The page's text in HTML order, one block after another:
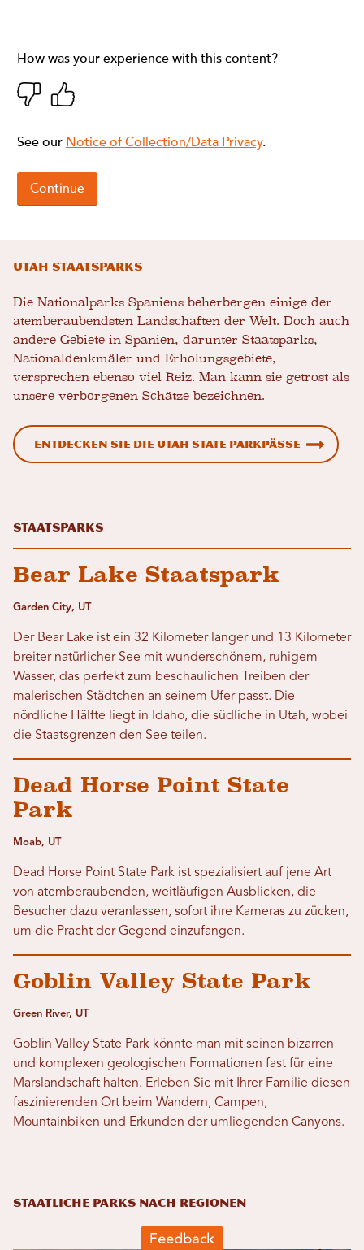
Utah Staatsparks
Die Nationalparks Spaniens beherbergen einige der
atemberaubendsten Landschaften der Welt. Doch auch
andere Gebiete in Spanien, darunter Staatsparks,
Nationaldenkmäler und Erholungsgebiete,
versprechen ebenso viel Reiz. Man kann sie getrost als
unsere verborgenen Schätze bezeichnen.
Entdecken Sie die Utah State Parkpässe
Staatsparks
Bear Lake Staatspark
Garden City, UT
Der Bear Lake ist ein 32 Kilometer langer und 13 Kilometer
breiter natürlicher See mit wunderschönem, ruhigem
Wasser, das perfekt zum beschaulichen Treiben der
malerischen Städtchen an seinem Ufer passt. Die
nördliche Hälfte liegt in Idaho, die südliche in Utah, wobei
die Staatsgrenzen den See teilen.
Dead Horse Point State
Park
Moab, UT
Dead Horse Point State Park ist spezialisiert auf jene Art
von atemberaubenden, weitläufigen Ausblicken, die
Besucher dazu veranlassen, sofort ihre Kameras zu zücken,
um die Pracht der Gegend einzufangen.
Goblin Valley State Park
Green River, UT
Goblin Valley State Park könnte man mit seinen bizarren
und komplexen geologischen Formationen fast für eine
Marslandschaft halten. Erleben Sie mit Ihrer Familie diesen
faszinierenden Ort beim Wandern, Campen,
Mountainbiken und Erkunden der umliegenden Canyons.
Staatliche Parks nach Regionen